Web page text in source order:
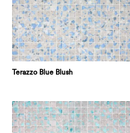
Terazzo Blue Blush